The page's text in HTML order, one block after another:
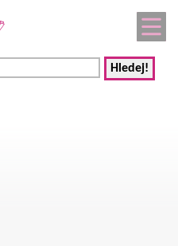
Hledej!